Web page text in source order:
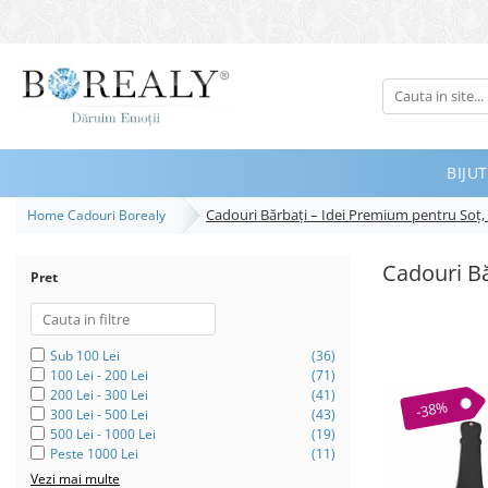
Bijuterii
Inele
Bratari
Seturi
Brose
Tiare
Destinatari
Bijuterii Femei
Bijuterii Copii
Home Cadouri Borealy Cadouri Bărbați – Idei Premium pentru
Cadouri
Pret
Sub 100 Lei
(36)
100 Lei - 200 Lei
(71)
200 Lei - 300 Lei
(41)
300 Lei - 500 Lei
(43)
500 Lei - 1000 Lei
(19)
Peste 1000 Lei
(11)
Vezi mai multe
-38%